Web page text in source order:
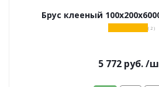
Брус клееный
( 2 )
5 772руб. /